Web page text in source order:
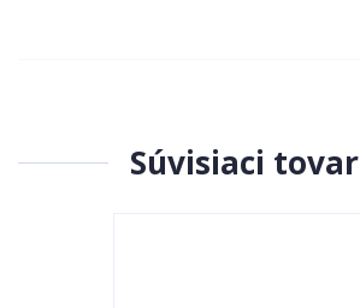
Súvisiaci tovar